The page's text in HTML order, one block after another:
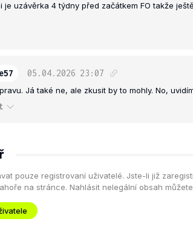
je uzávěrka 4 týdny před začátkem FO takže
05.04.2026 23:07
Já také ne, ale zkusit by to mohly. No,
pouze registrovaní uživatelé. Jste-li již
na stránce. Nahlásit nelegální obsah můžete